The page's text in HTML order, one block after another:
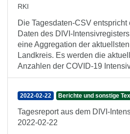
RKI
Die Tagesdaten-CSV entspricht
Daten des DIVI-
eine Aggregation der
Landkreis. Es werden die
Anzahlen der COVID-19
2022-02-22 Berichte und sonstige
Tagesreport aus dem DIVI-
2022-02-22